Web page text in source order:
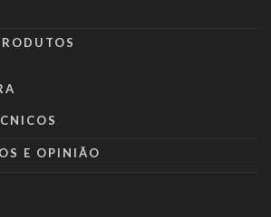
E OPINIÃO